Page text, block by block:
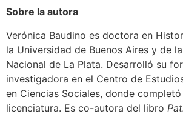
Sobre la autora
Verónica Baudino es doctora en
la Universidad de Buenos Aires y de
Nacional de La Plata. Desarrolló su
investigadora en el Centro de
en Ciencias Sociales, donde
licenciatura. Es co-autora del libro